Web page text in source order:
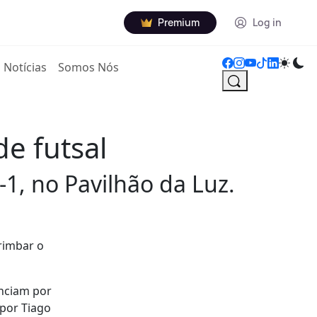
Premium Log in
Notícias Somos Nós
futsal
no Pavilhão da Luz.
o
por
Tiago